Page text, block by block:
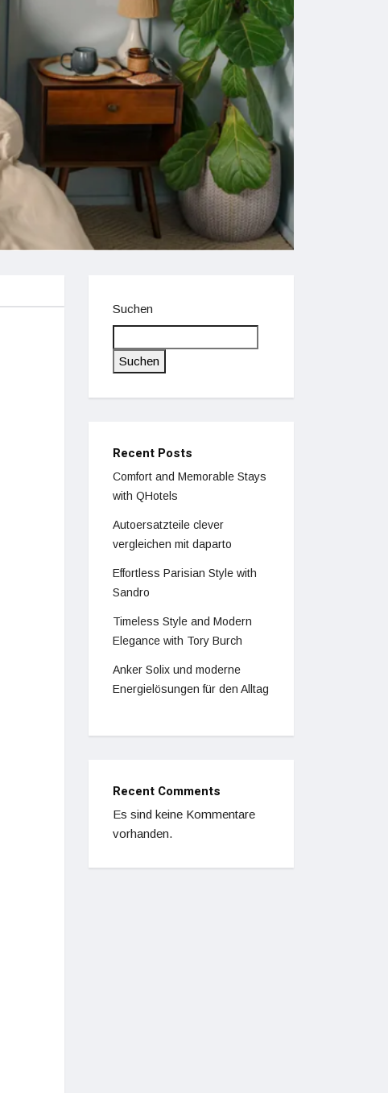
Suchen
Suchen
Recent Posts
Comfort and Memorable Stays
with QHotels
Autoersatzteile clever
vergleichen mit daparto
Effortless Parisian Style with
Sandro
Timeless Style and Modern
Elegance with Tory Burch
Anker Solix und moderne
Energielösungen für den Alltag
Recent Comments
Es sind keine Kommentare
vorhanden.